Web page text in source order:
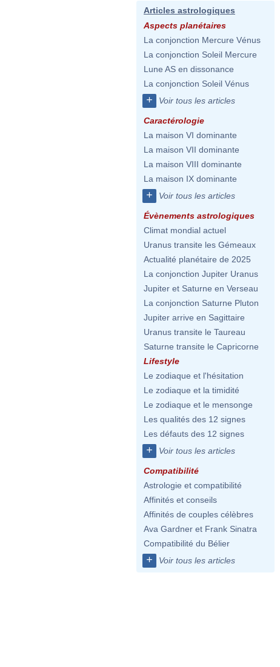
Articles astrologiques
Aspects planétaires
La conjonction Mercure Vénus
La conjonction Soleil Mercure
Lune AS en dissonance
La conjonction Soleil Vénus
+ Voir tous les articles
Caractérologie
La maison VI dominante
La maison VII dominante
La maison VIII dominante
La maison IX dominante
+ Voir tous les articles
Évènements astrologiques
Climat mondial actuel
Uranus transite les Gémeaux
Actualité planétaire de 2025
La conjonction Jupiter Uranus
Jupiter et Saturne en Verseau
La conjonction Saturne Pluton
Jupiter arrive en Sagittaire
Uranus transite le Taureau
Saturne transite le Capricorne
Lifestyle
Le zodiaque et l'hésitation
Le zodiaque et la timidité
Le zodiaque et le mensonge
Les qualités des 12 signes
Les défauts des 12 signes
+ Voir tous les articles
Compatibilité
Astrologie et compatibilité
Affinités et conseils
Affinités de couples célèbres
Ava Gardner et Frank Sinatra
Compatibilité du Bélier
+ Voir tous les articles